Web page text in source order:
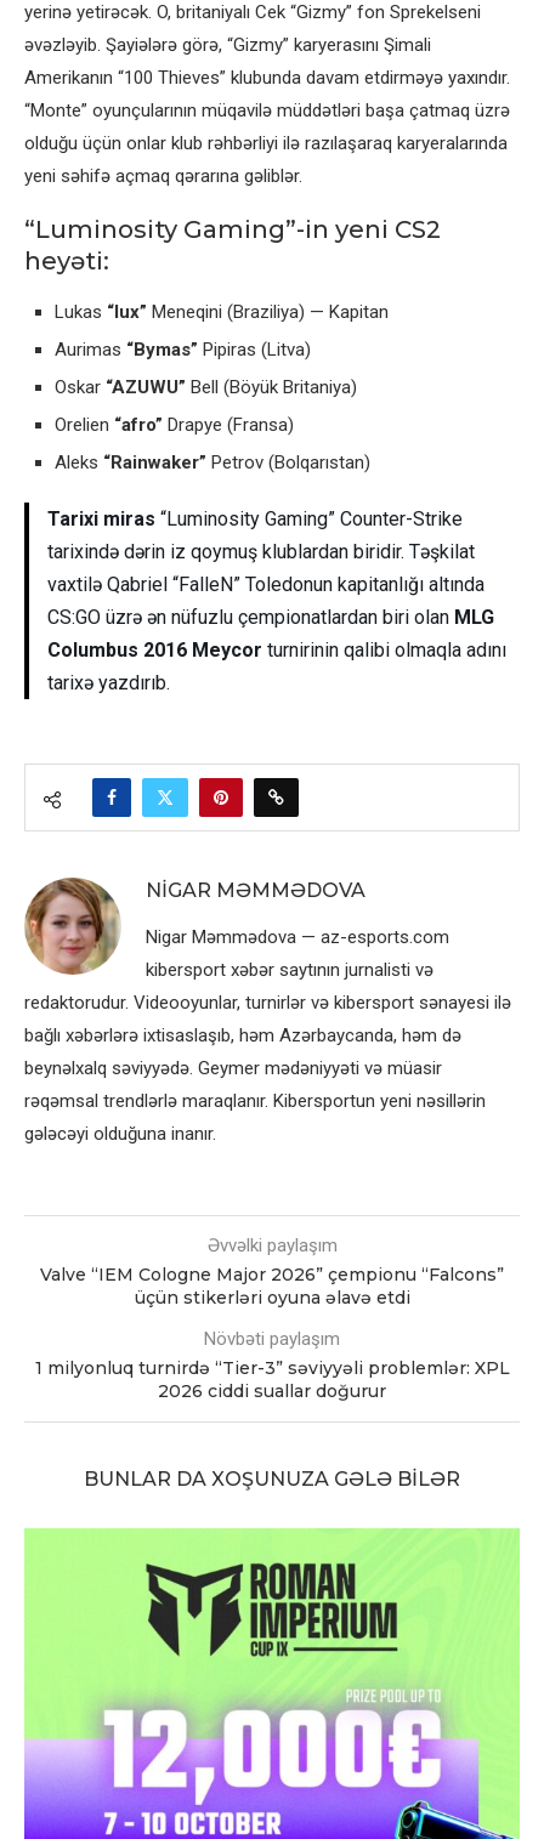
yerinə yetirəcək. O, britaniyalı Cek “Gizmy” fon Sprekelseni
əvəzləyib. Şayiələrə görə, “Gizmy” karyerasını Şimali
Amerikanın “100 Thieves” klubunda davam etdirməyə yaxındır.
“Monte” oyunçularının müqavilə müddətləri başa çatmaq üzrə
olduğu üçün onlar klub rəhbərliyi ilə razılaşaraq karyeralarında
yeni səhifə açmaq qərarına gəliblər.
“Luminosity Gaming”-in yeni CS2
heyəti:
Lukas “lux” Meneqini (Braziliya) — Kapitan
Aurimas “Bymas” Pipiras (Litva)
Oskar “AZUWU” Bell (Böyük Britaniya)
Orelien “afro” Drapye (Fransa)
Aleks “Rainwaker” Petrov (Bolqarıstan)
Tarixi miras “Luminosity Gaming” Counter-Strike
tarixində dərin iz qoymuş klublardan biridir. Təşkilat
vaxtilə Qabriel “FalleN” Toledonun kapitanlığı altında
CS:GO üzrə ən nüfuzlu çempionatlardan biri olan MLG
Columbus 2016 Meycor turnirinin qalibi olmaqla adını
tarixə yazdırıb.
NIGAR MƏMMƏDOVA
Nigar Məmmədova — az-esports.com
kibersport xəbər saytının jurnalisti və
redaktorudur. Videooyunlar, turnirlər və kibersport sənayesi ilə
bağlı xəbərlərə ixtisaslaşıb, həm Azərbaycanda, həm də
beynəlxalq səviyyədə. Geymer mədəniyyəti və müasir
rəqəmsal trendlərlə maraqlanır. Kibersportun yeni nəsillərin
gələcəyi olduğuna inanır.
Əvvəlki paylaşım
Valve “IEM Cologne Major 2026” çempionu “Falcons”
üçün stikerləri oyuna əlavə etdi
Növbəti paylaşım
1 milyonluq turnirdə “Tier-3” səviyyəli problemlər: XPL
2026 ciddi suallar doğurur
BUNLAR DA XOŞUNUZA GƏLƏ BILƏR